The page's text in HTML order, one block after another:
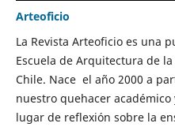
Arteoficio
La Revista Arteoficio es una
Escuela de Arquitectura de
Chile. Nace el año 2000 a
nuestro quehacer
lugar de reflexión sobre la